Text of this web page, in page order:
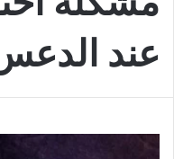
عند